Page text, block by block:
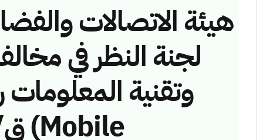
هيئة الاتصالات
لجنة النظر في